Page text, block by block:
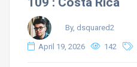
By, dsquared2
April 19, 2026 142